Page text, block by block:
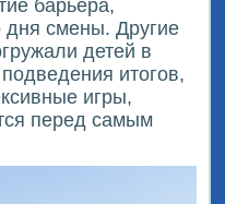
барьера,
дня смены. Другие
детей в
итогов,
игры,
перед самым